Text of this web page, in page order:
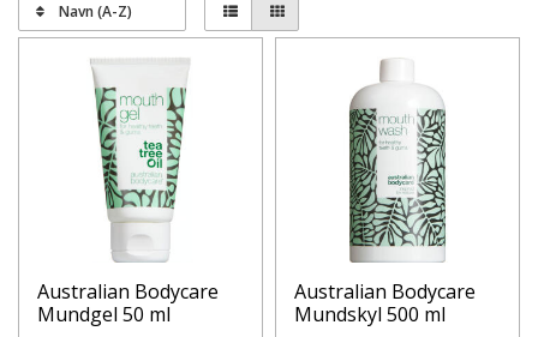
Herunder finder du udvalget af produkter til mundpleje
fra Australian Bodycare.
Navn (A-Z)
Australian Bodycare
Mundgel 50 ml
Australian Bodycare
Mundskyl 500 ml